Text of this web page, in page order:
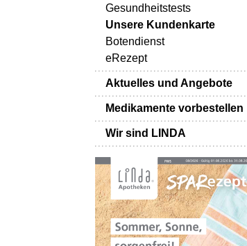
Gesundheitstests
Unsere Kundenkarte
Botendienst
eRezept
Aktuelles und Angebote
Medikamente vorbestellen
Wir sind LINDA